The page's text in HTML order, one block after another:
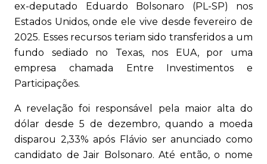
ex-deputado Eduardo Bolsonaro (PL-SP) nos
Estados Unidos, onde ele vive desde fevereiro de
2025. Esses recursos teriam sido transferidos a um
fundo sediado no Texas, nos EUA, por uma
empresa chamada Entre Investimentos e
Participações.
A revelação foi responsável pela maior alta do
dólar desde 5 de dezembro, quando a moeda
disparou 2,33% após Flávio ser anunciado como
candidato de Jair Bolsonaro. Até então, o nome